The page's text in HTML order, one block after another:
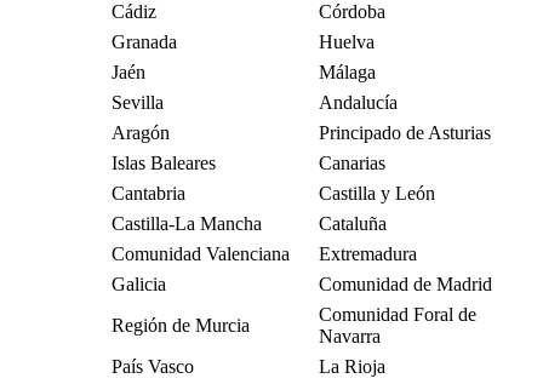
Cádiz
Córdoba
Granada
Huelva
Jaén
Málaga
Sevilla
Andalucía
Aragón
Principado de Asturias
Islas Baleares
Canarias
Cantabria
Castilla y León
Castilla-La Mancha
Cataluña
Comunidad Valenciana
Extremadura
Galicia
Comunidad de Madrid
Región de Murcia
Comunidad Foral de
Navarra
País Vasco
La Rioja